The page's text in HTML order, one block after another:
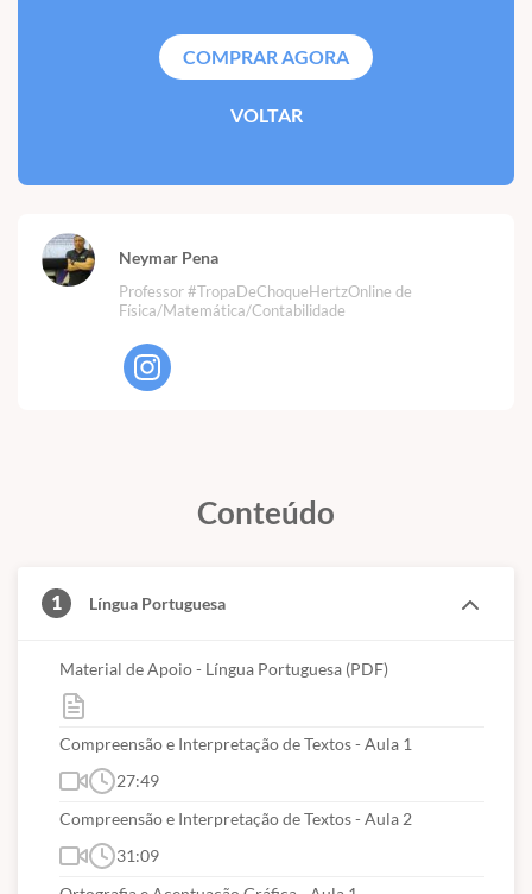
Neymar Pena
Professor #TropaDeChoqueHertzOnline de
Física/Matemática/Contabilidade
COMPRAR AGORA
VOLTAR
Conteúdo
1 Língua Portuguesa
Material de Apoio - Língua Portuguesa (PDF)
Compreensão e Interpretação de Textos - Aula 1
27:49
Compreensão e Interpretação de Textos - Aula 2
31:09